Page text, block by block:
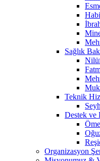
Sağlık
Teknik
Destek ve
Organizasyon